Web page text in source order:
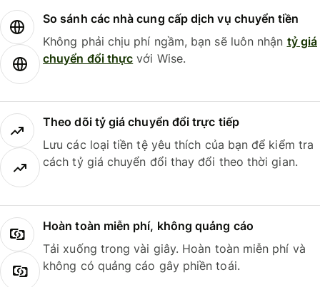
So sánh các nhà cung cấp dịch vụ chuyển tiền
Không phải chịu phí ngầm, bạn sẽ luôn nhận tỷ giá
chuyển đổi thực với Wise.
Theo dõi tỷ giá chuyển đổi trực tiếp
Lưu các loại tiền tệ yêu thích của bạn để kiểm tra
cách tỷ giá chuyển đổi thay đổi theo thời gian.
Hoàn toàn miễn phí, không quảng cáo
Tải xuống trong vài giây. Hoàn toàn miễn phí và
không có quảng cáo gây phiền toái.